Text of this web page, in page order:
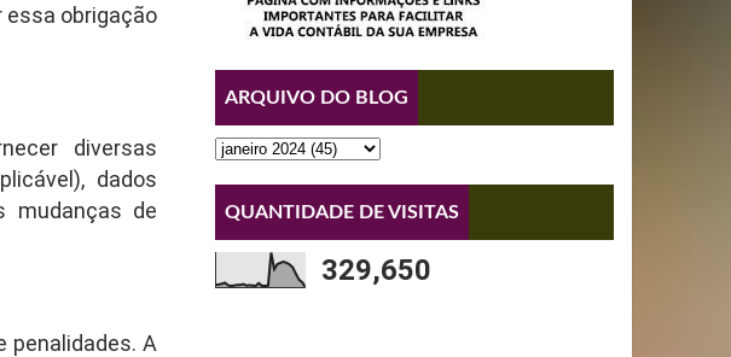
obrigação
diversas
dados
mudanças de
penalidades. A
ARQUIVO DO BLOG
QUANTIDADE DE VISITAS
329,650